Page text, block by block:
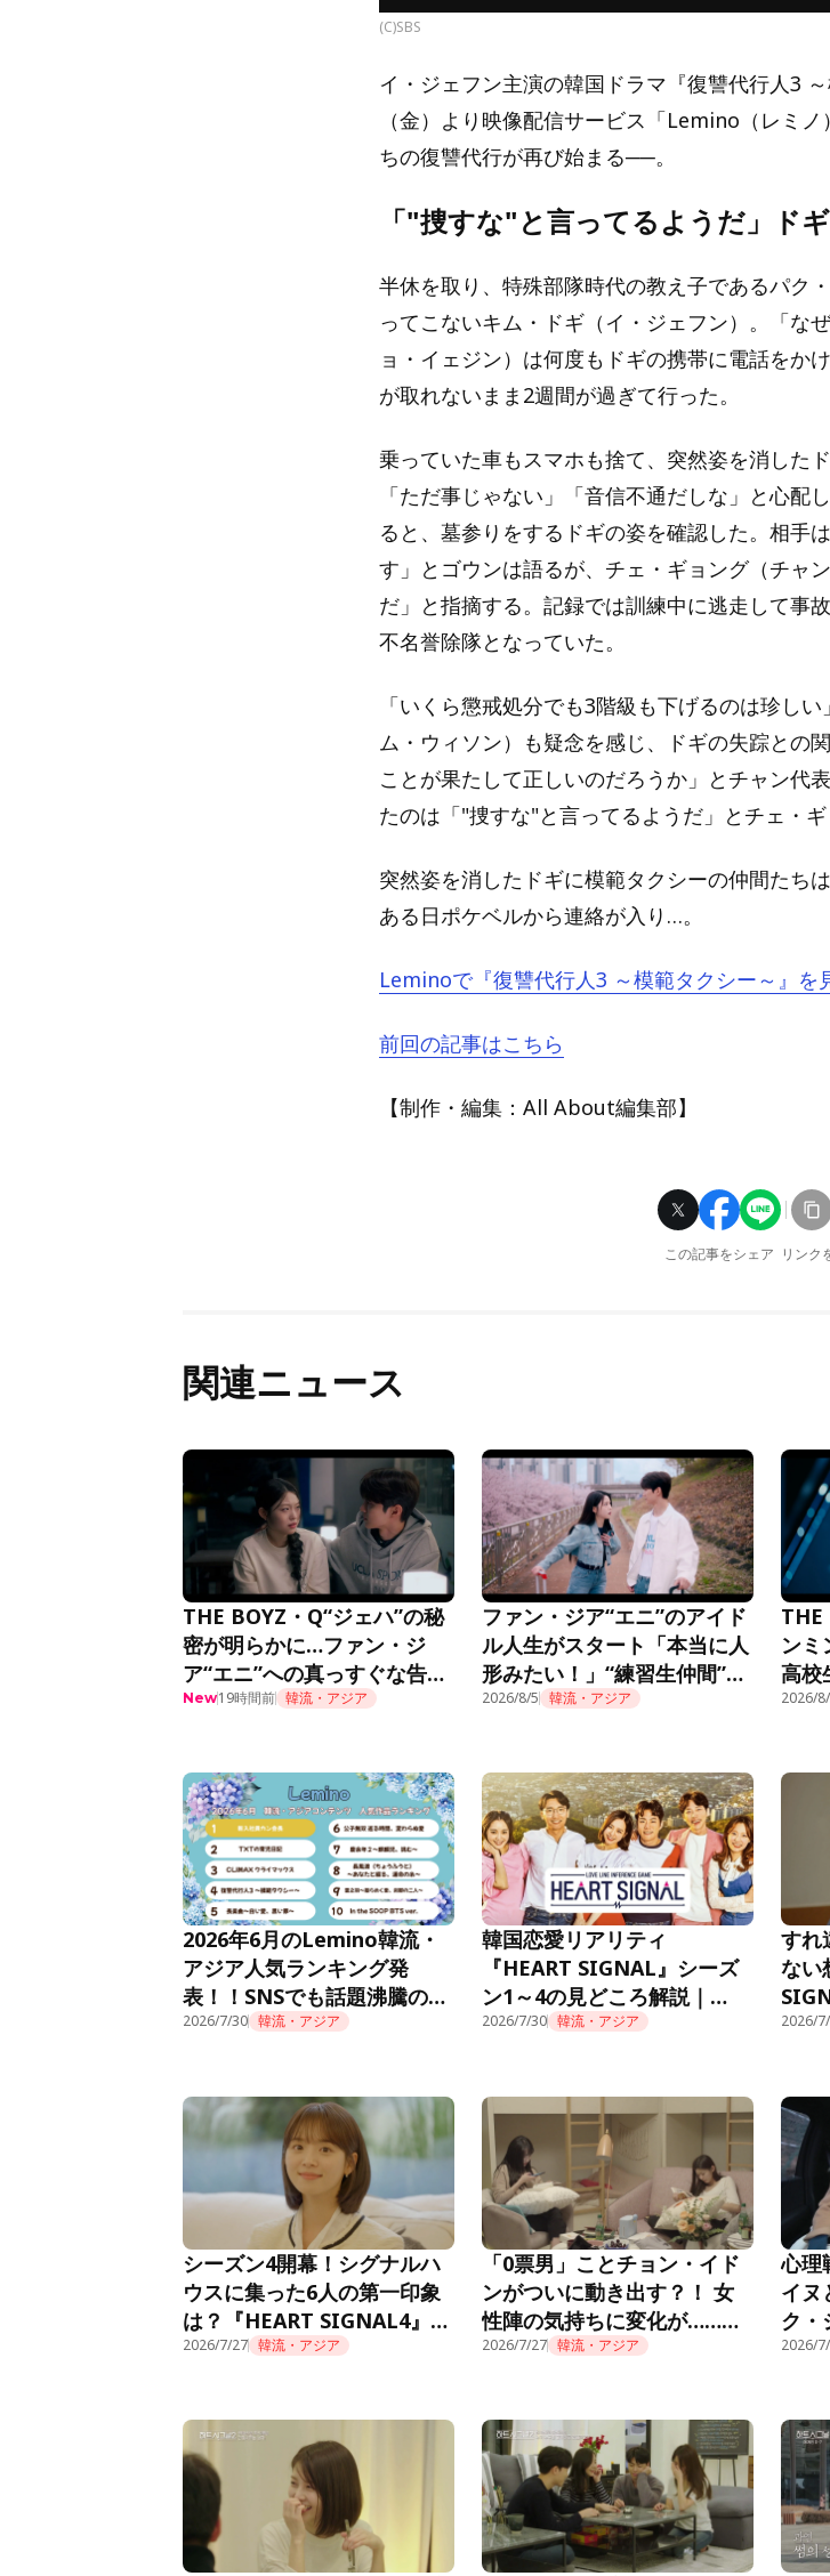
(C)SBS
イ・ジェフン主演の韓国ドラマ『復讐代行人3
（金）より映像配信サービス「Lemino（レミ
ちの復讐代行が再び始まる──。
「"捜すな"と言ってるようだ」ド
半休を取り、特殊部隊時代の教え子であるパク
ってこないキム・ドギ（イ・ジェフン）。「な
ョ・イェジン）は何度もドギの携帯に電話をか
が取れないまま2週間が過ぎて行った。
乗っていた車もスマホも捨て、突然姿を消した
「ただ事じゃない」「音信不通だしな」と心配
ると、墓参りをするドギの姿を確認した。相手
す」とゴウンは語るが、チェ・ギョング（チャ
だ」と指摘する。記録では訓練中に逃走して事
不名誉除隊となっていた。
「いくら懲戒処分でも3階級も下げるのは珍し
ム・ウィソン）も疑念を感じ、ドギの失踪との
ことが果たして正しいのだろうか」とチャン代
たのは「"捜すな"と言ってるようだ」とチェ・
突然姿を消したドギに模範タクシーの仲間たち
ある日ポケベルから連絡が入り…。
Leminoで『復讐代行人3 ～模範タクシー～』を
前回の記事はこちら
【制作・編集：All About編集部】
この記事をシェア リンク
関連ニュース
THE BOYZ・Q“ジェハ”の秘
密が明らかに…ファン・ジ
ア“エニ”への真っすぐな告白
に胸キュン＜推しデビュー＞
New19時間前 韓流・アジア
ファン・ジア“エニ”のアイド
ル人生がスタート「本当に人
形みたい！」“練習生仲間”も
話題に＜推しデビュー＞
2026/8/5 韓流・アジア
THE
ンミ
高校
ロ「
2026/
2026年6月のLemino韓流・
アジア人気ランキング発
表！！SNSでも話題沸騰の痛
快オフィスファンタジー『新
首位獲得！
2026/7/30 韓流・アジア
韓国恋愛リアリティ
『HEART SIGNAL』シーズ
ン1～4の見どころ解説｜
Lemino公式
2026/7/30 韓流・アジア
すれ
ない
2026/
シーズン4開幕！シグナルハ
ウスに集った6人の第一印象
は？『HEART SIGNAL4』第
1話
2026/7/27 韓流・アジア
「0票男」ことチョン・イド
ンがついに動き出す？！ 女
性陣の気持ちに変化が……
『HEART SIGNAL3』第3話
2026/7/27 韓流・アジア
心理
イヌ
ク・
花を
2026/